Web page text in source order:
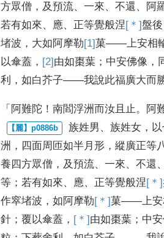
方眾僧 ， 及預流、一來、不還 、
阿
若有如來、 應、 正等覺般涅[＊]盤後
堵波 ， 大如阿摩勒[1]菓——上安相
以傘蓋 ， [2] 由如棗葉 ； 中安佛像 ，
利 ，如白芥子——我說此福廣大而
「 阿難陀 ！南閻浮洲而汝且止。
阿
族姓男 、族姓女 ，
洲 ， 四面周 匝如半月形 ，縱廣正等
養 四方眾僧 ， 及預流、一來、不還
等 ；若有如來、 應、 正等覺般涅[＊]
作窣堵波 ，如阿摩勒[＊]菓——上
針 ；覆以傘蓋 ， [＊] 由如棗葉 ； 中